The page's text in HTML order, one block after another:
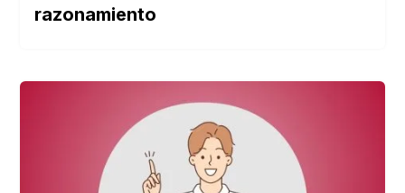
razonamiento